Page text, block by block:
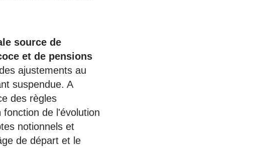
source de
et de pensions
ajustements au
suspendue. A
des règles
de l'évolution
notionnels et
de départ et le